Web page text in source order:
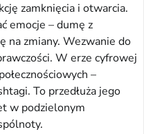
zamknięcia i otwarcia.
emocje – dumę z
na zmiany. Wezwanie do
W erze cyfrowej
–
To przedłuża jego
w podzielonym